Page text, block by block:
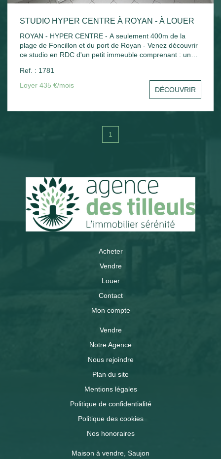
STUDIO HYPER CENTRE À ROYAN - À LOUER
ROYAN - HYPER CENTRE - A seulement 400m de la
plage de Foncillon et du port de Royan - Venez découvrir
ce studio en RDC d'un petit immeuble comprenant : une
Chauffage électrique.
Ref. : 1781
Loyer 435 €/mois
DÉCOUVRIR
1
Acheter
Vendre
Louer
Contact
Mon compte
Vendre
Notre Agence
Nous rejoindre
Plan du site
Mentions légales
Politique de confidentialité
Politique des cookies
Nos honoraires
Maison à vendre, Saujon